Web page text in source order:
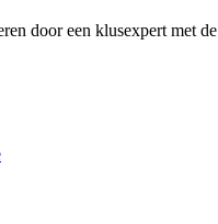
door een klusexpert met de